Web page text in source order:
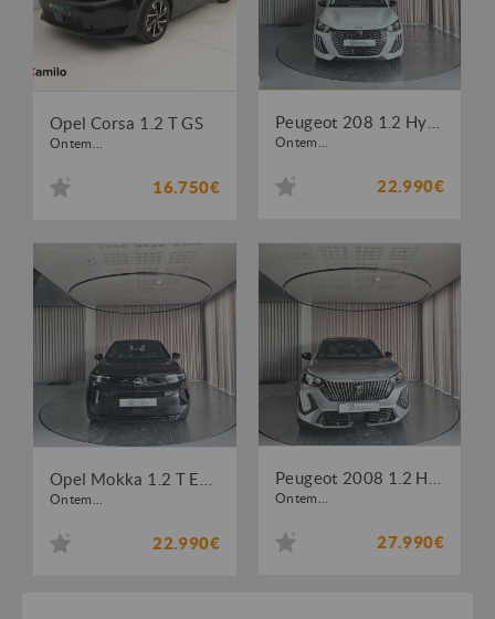
Opel Corsa 1.2 T GS
Ontem...
16.750€
Ontem...
22.990€
Ontem...
22.990€
Ontem...
27.990€